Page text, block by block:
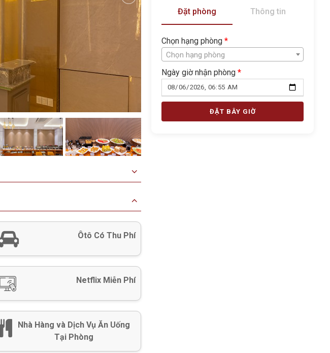
Ôtô Có Thu Phí
Netflix Miễn Phí
Nhà Hàng và Dịch Vụ Ăn Uống
Tại Phòng
Đặt phòng Thông tin
Chọn hạng phòng *
Chọn hạng phòng
Ngày giờ nhận phòng *
ĐẶT BÂY GIỜ